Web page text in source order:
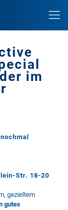
im
Str. 18-20
gezieltem
gutes